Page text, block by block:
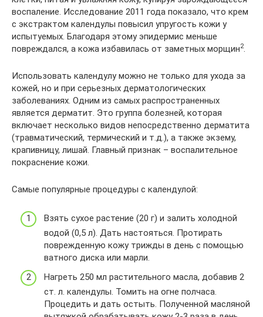
воспаление. Исследование 2011 года показало, что крем
с экстрактом календулы повысил упругость кожи у
испытуемых. Благодаря этому эпидермис меньше
повреждался, а кожа избавилась от заметных морщин2.
Использовать календулу можно не только для ухода за
кожей, но и при серьезных дерматологических
заболеваниях. Одним из самых распространенных
является дерматит. Это группа болезней, которая
включает несколько видов непосредственно дерматита
(травматический, термический и т.д.), а также экзему,
крапивницу, лишай. Главный признак – воспалительное
покраснение кожи.
Самые популярные процедуры с календулой:
Взять сухое растение (20 г) и залить холодной
водой (0,5 л). Дать настояться. Протирать
поврежденную кожу трижды в день с помощью
ватного диска или марли.
Нагреть 250 мл растительного масла, добавив 2
ст. л. календулы. Томить на огне полчаса.
Процедить и дать остыть. Полученной масляной